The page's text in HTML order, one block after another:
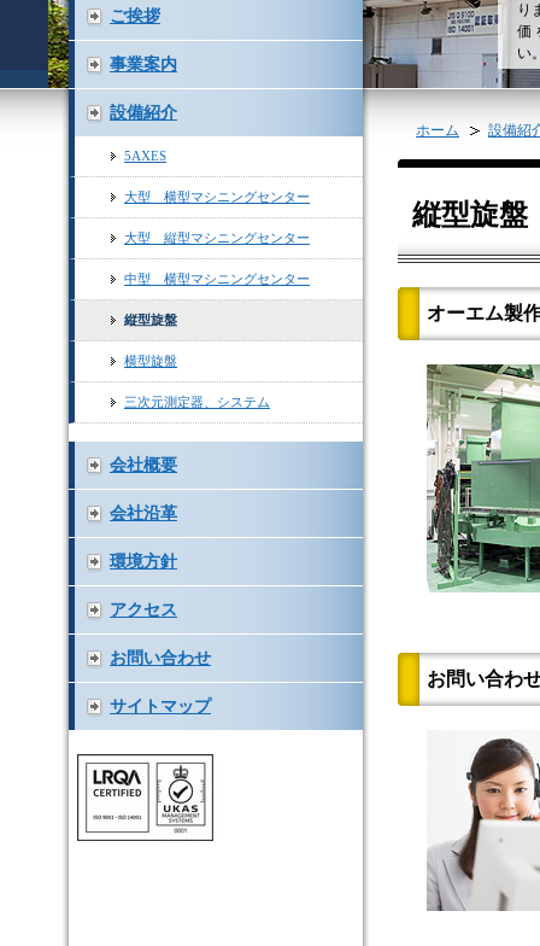
ご挨拶
事業案内
設備紹介
5AXES
大型 横型マシニングセンター
大型 縦型マシニングセンター
中型 横型マシニングセンター
縦型旋盤
横型旋盤
三次元測定器、システム
会社概要
会社沿革
環境方針
アクセス
お問い合わせ
サイトマップ
り
価
い
ホーム 設備紹
縦型旋盤
オーエム製
お問い合わ